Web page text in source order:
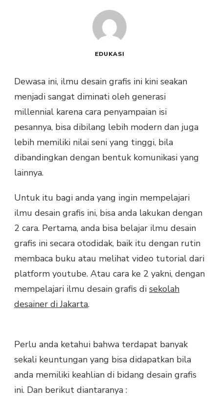
EDUKASI
Dewasa ini, ilmu desain grafis ini kini seakan
menjadi sangat diminati oleh generasi
millennial karena cara penyampaian isi
pesannya, bisa dibilang lebih modern dan juga
lebih memiliki nilai seni yang tinggi, bila
dibandingkan dengan bentuk komunikasi yang
lainnya.
Untuk itu bagi anda yang ingin mempelajari
ilmu desain grafis ini, bisa anda lakukan dengan
2 cara. Pertama, anda bisa belajar ilmu desain
grafis ini secara otodidak, baik itu dengan rutin
membaca buku atau melihat video tutorial dari
platform youtube. Atau cara ke 2 yakni, dengan
mempelajari ilmu desain grafis di sekolah
desainer di Jakarta.
Perlu anda ketahui bahwa terdapat banyak
sekali keuntungan yang bisa didapatkan bila
anda memiliki keahlian di bidang desain grafis
ini. Dan berikut diantaranya :